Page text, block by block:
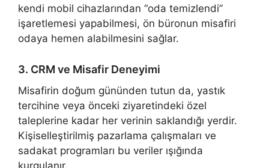
kendi mobil cihazlarından “oda temizlendi”
işaretlemesi yapabilmesi, ön büronun misafiri
odaya hemen alabilmesini sağlar.
3. CRM ve Misafir Deneyimi
Misafirin doğum gününden tutun da, yastık
tercihine veya önceki ziyaretindeki özel
taleplerine kadar her verinin saklandığı yerdir.
Kişiselleştirilmiş pazarlama çalışmaları ve
sadakat programları bu veriler ışığında
kurgulanır.